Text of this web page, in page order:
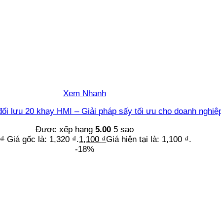
Xem Nhanh
lưu 20 khay HMI – Giải pháp sấy tối ưu cho doanh
Được xếp hạng 5.005 sao
₫ Giá gốc là: 1,320 ₫.1,100 ₫Giá hiện tại là: 1,100 ₫.
-18%